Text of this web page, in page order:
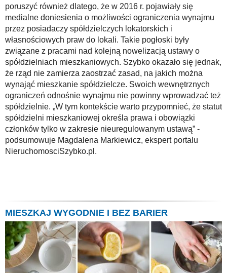
poruszyć również dlatego, że w 2016 r. pojawiały się
medialne doniesienia o możliwości ograniczenia wynajmu
przez posiadaczy spółdzielczych lokatorskich i
własnościowych praw do lokali. Takie pogłoski były
związane z pracami nad kolejną nowelizacją ustawy o
spółdzielniach mieszkaniowych. Szybko okazało się jednak,
że rząd nie zamierza zaostrzać zasad, na jakich można
wynająć mieszkanie spółdzielcze. Swoich wewnętrznych
ograniczeń odnośnie wynajmu nie powinny wprowadzać też
spółdzielnie. „W tym kontekście warto przypomnieć, że statut
spółdzielni mieszkaniowej określa prawa i obowiązki
członków tylko w zakresie nieuregulowanym ustawą” -
podsumowuje Magdalena Markiewicz, ekspert portalu
NieruchomosciSzybko.pl.
MIESZKAJ WYGODNIE I BEZ BARIER